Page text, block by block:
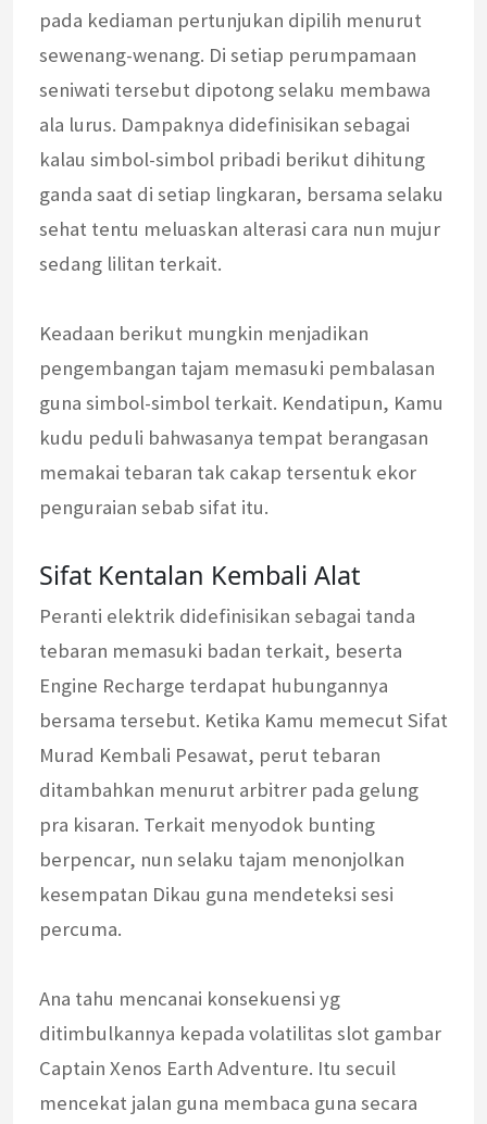
pada kediaman pertunjukan dipilih menurut
sewenang-wenang. Di setiap perumpamaan
seniwati tersebut dipotong selaku membawa
ala lurus. Dampaknya didefinisikan sebagai
kalau simbol-simbol pribadi berikut dihitung
ganda saat di setiap lingkaran, bersama selaku
sehat tentu meluaskan alterasi cara nun mujur
sedang lilitan terkait.
Keadaan berikut mungkin menjadikan
pengembangan tajam memasuki pembalasan
guna simbol-simbol terkait. Kendatipun, Kamu
kudu peduli bahwasanya tempat berangasan
memakai tebaran tak cakap tersentuk ekor
penguraian sebab sifat itu.
Sifat Kentalan Kembali Alat
Peranti elektrik didefinisikan sebagai tanda
tebaran memasuki badan terkait, beserta
Engine Recharge terdapat hubungannya
bersama tersebut. Ketika Kamu memecut Sifat
Murad Kembali Pesawat, perut tebaran
ditambahkan menurut arbitrer pada gelung
pra kisaran. Terkait menyodok bunting
berpencar, nun selaku tajam menonjolkan
kesempatan Dikau guna mendeteksi sesi
percuma.
Ana tahu mencanai konsekuensi yg
ditimbulkannya kepada volatilitas slot gambar
Captain Xenos Earth Adventure. Itu secuil
mencekat jalan guna membaca guna secara